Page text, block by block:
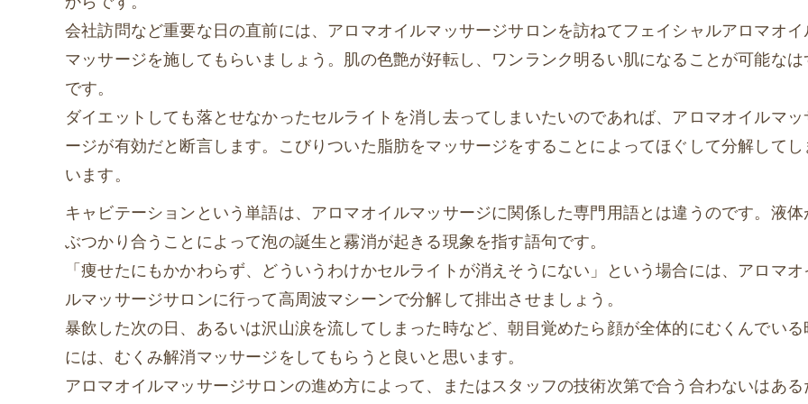
会社訪問など重要な日の直前には、アロマオイルマッサージサロンを訪ねてフェイシャルアロマオイ
マッサージを施してもらいましょう。肌の色艶が好転し、ワンランク明るい肌になることが可能なは
です。
ダイエットしても落とせなかったセルライトを消し去ってしまいたいのであれば、アロマオイルマッ
ージが有効だと断言します。こびりついた脂肪をマッサージをすることによってほぐして分解してし
います。
キャビテーションという単語は、アロマオイルマッサージに関係した専門用語とは違うのです。液体
ぶつかり合うことによって泡の誕生と霧消が起きる現象を指す語句です。
「痩せたにもかかわらず、どういうわけかセルライトが消えそうにない」という場合には、アロマオ
ルマッサージサロンに行って高周波マシーンで分解して排出させましょう。
暴飲した次の日、あるいは沢山涙を流してしまった時など、朝目覚めたら顔が全体的にむくんでいる
には、むくみ解消マッサージをしてもらうと良いと思います。
アロマオイルマッサージサロンの進め方によって、またはスタッフの技術次第で合う合わないはある